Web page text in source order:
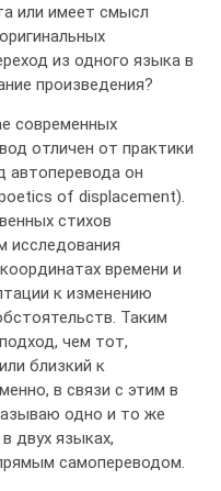
или имеет смысл
из одного языка в
произведения?
современных
отличен от практики
автоперевода он
of displacement).
стихов
исследования
времени и
к изменению
Таким
чем тот,
близкий к
в связи с этим в
одно и то же
двух языках,
самопереводом.